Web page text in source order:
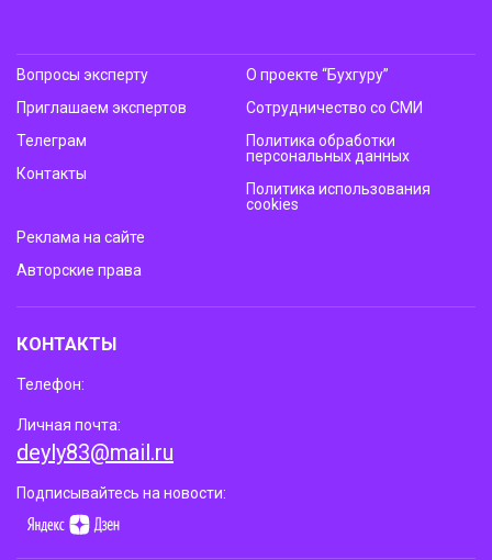
Вопросы эксперту
Приглашаем экспертов
Телеграм
Контакты
О проекте “Бухгуру”
Сотрудничество со СМИ
Политика обработки
персональных данных
Политика использования
cookies
Реклама на сайте
Авторские права
КОНТАКТЫ
Телефон:
Личная почта:
deyly83@mail.ru
Подписывайтесь на новости: